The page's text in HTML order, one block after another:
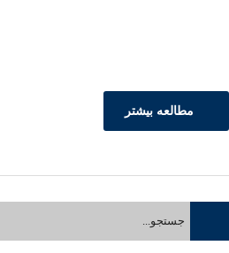
مطالعه بیشتر